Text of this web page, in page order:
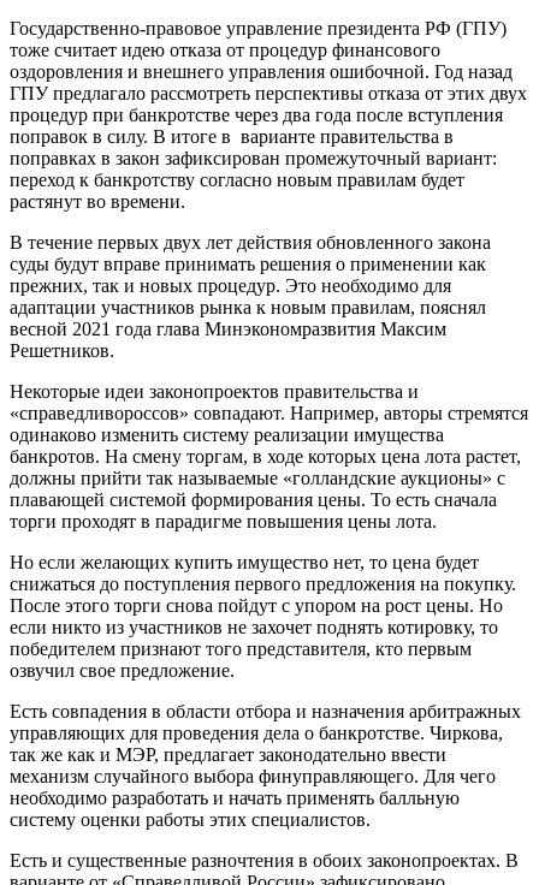
Государственно-правовое управление президента РФ (ГПУ)
тоже считает идею отказа от процедур финансового
оздоровления и внешнего управления ошибочной. Год назад
ГПУ предлагало рассмотреть перспективы отказа от этих двух
процедур при банкротстве через два года после вступления
поправок в силу. В итоге в варианте правительства в
поправках в закон зафиксирован промежуточный вариант:
переход к банкротству согласно новым правилам будет
растянут во времени.
В течение первых двух лет действия обновленного закона
суды будут вправе принимать решения о применении как
прежних, так и новых процедур. Это необходимо для
адаптации участников рынка к новым правилам, пояснял
весной 2021 года глава Минэкономразвития Максим
Решетников.
Некоторые идеи законопроектов правительства и
«справедливороссов» совпадают. Например, авторы стремятся
одинаково изменить систему реализации имущества
банкротов. На смену торгам, в ходе которых цена лота растет,
должны прийти так называемые «голландские аукционы» с
плавающей системой формирования цены. То есть сначала
торги проходят в парадигме повышения цены лота.
Но если желающих купить имущество нет, то цена будет
снижаться до поступления первого предложения на покупку.
После этого торги снова пойдут с упором на рост цены. Но
если никто из участников не захочет поднять котировку, то
победителем признают того представителя, кто первым
озвучил свое предложение.
Есть совпадения в области отбора и назначения арбитражных
управляющих для проведения дела о банкротстве. Чиркова,
так же как и МЭР, предлагает законодательно ввести
механизм случайного выбора финуправляющего. Для чего
необходимо разработать и начать применять балльную
систему оценки работы этих специалистов.
Есть и существенные разночтения в обоих законопроектах. В